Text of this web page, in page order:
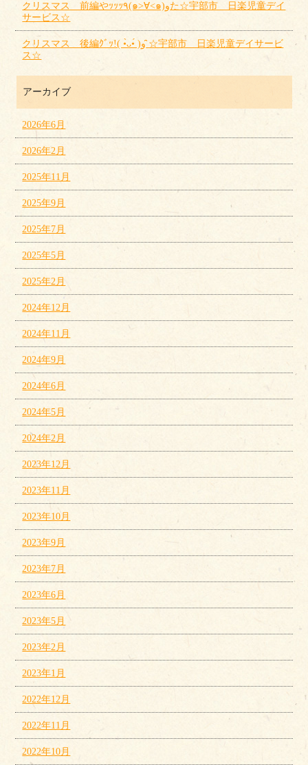
クリスマス 前編やｯｯｯ٩(๑>∀<๑)وた☆宇部市 日楽児童デイ
サービス☆
クリスマス 後編ｸﾞｯ!( •̀ᴗ•́ )و ̑̑☆宇部市 日楽児童デイサービ
ス☆
アーカイブ
2026年6月
2026年2月
2025年11月
2025年9月
2025年7月
2025年5月
2025年2月
2024年12月
2024年11月
2024年9月
2024年6月
2024年5月
2024年2月
2023年12月
2023年11月
2023年10月
2023年9月
2023年7月
2023年6月
2023年5月
2023年2月
2023年1月
2022年12月
2022年11月
2022年10月